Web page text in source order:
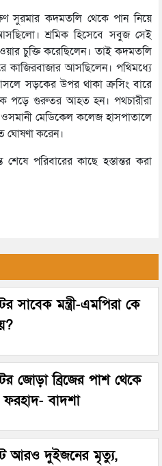
সুরমার কদমতলি থেকে পান নিয়ে
শ্রমিক হিসেবে সবুজ সেই
চুক্তি করেছিলেন। তাই কদমতলি
আসছিলেন। পথিমধ্যে
সড়কের উপর থাকা ক্রসিং বারে
পড়ে গুরুতর আহত হন। পথচারীরা
মেডিকেল কলেজ হাসপাতালে
ঘোষণা করেন।
পরিবারের কাছে হস্তান্তর করা
সাবেক মন্ত্রী-এমপিরা কে
জোড়া ব্রিজের পাশ থেকে
বাদশা
আরও দুইজনের মৃত্যু,